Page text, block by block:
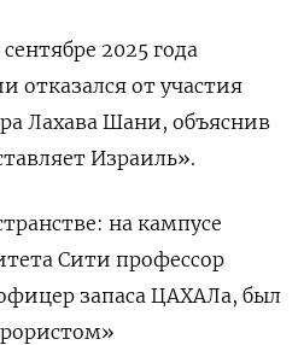
2025 года
отказался от участия
Лахава Шани, объяснив
Израиль».
на кампусе
Сити профессор
запаса ЦАХАЛа, был